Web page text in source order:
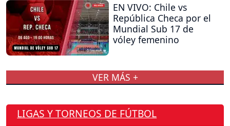
EN VIVO: Chile vs
República Checa por el
Mundial Sub 17 de
vóley femenino
VER MÁS +
LIGAS Y TORNEOS DE FÚTBOL